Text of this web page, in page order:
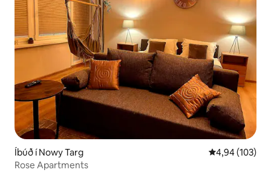
Íbúð í Nowy Targ 4,94 af 5 í
4,94 (103)
Rose Apartments